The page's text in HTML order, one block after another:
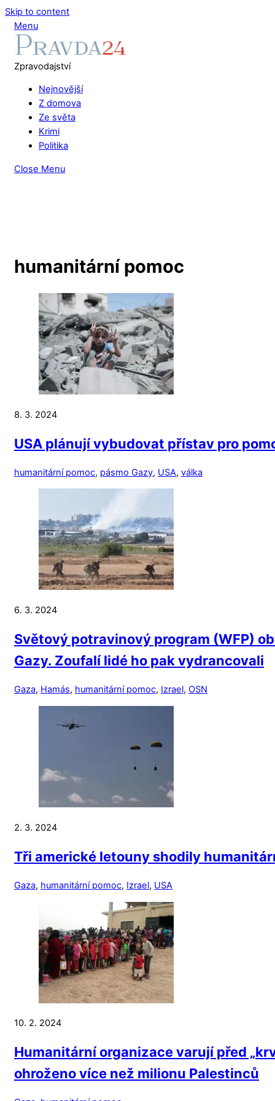
Skip to content
Menu
Zpravodajství
Nejnovější
Z domova
Ze světa
Krimi
Politika
Close Menu
humanitární pomoc
8. 3. 2024
USA plánují vybudovat přístav pro
humanitární pomoc, pásmo Gazy, USA, válka
6. 3. 2024
Světový potravinový program (WFP)
Gazy. Zoufalí lidé ho pak vydrancovali
Gaza, Hamás, humanitární pomoc, Izrael, OSN
2. 3. 2024
Tři americké letouny shodily
Gaza, humanitární pomoc, Izrael, USA
10. 2. 2024
Humanitární organizace varují před
ohroženo více než milionu Palestinců